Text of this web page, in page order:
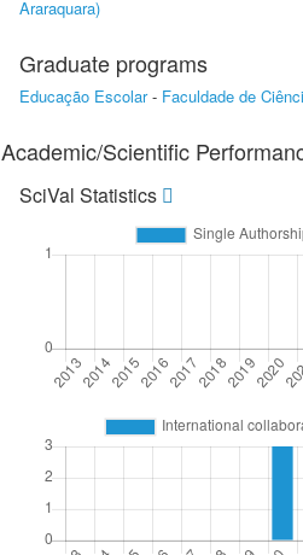
Araraquara)
Graduate programs
Educação Escolar- Faculdade de
Academic/Scientific
SciVal Statistics